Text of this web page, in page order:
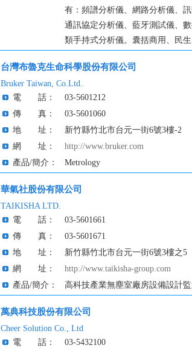
有：頻譜分析儀、網路分析儀、
通訊協定分析儀、藍牙測試儀、
類手持式分析儀。囊括商用、民生
台灣布魯克生命科學股份有限公司
Bruker Taiwan, Co.Ltd.
電 話：
03-5601212
傳 真：
03-5601060
地 址：
新竹縣竹北市台元一街6號3樓-2
網 址：
http://www.bruker.com
產品/簡介：
Metrology
華氣社股份有限公司
TAIKISHA LTD.
電 話：
03-5601661
傳 真：
03-5601671
地 址：
新竹縣竹北市台元一街6號3樓之5
網 址：
http://www.taikisha-group.com
產品/簡介：
高科技產業無塵室廠房設備設計監
萬典科技股份有限公司
Cheer Solution Co., Ltd
電 話：
03-5432100